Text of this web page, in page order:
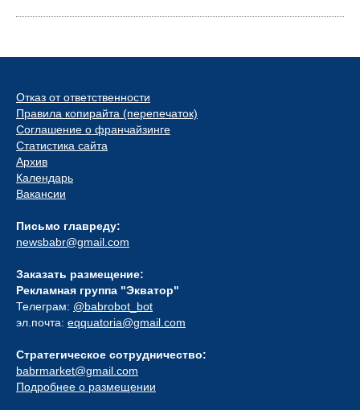
Отказ от ответственности
Правила копирайта (перепечаток)
Соглашение о франчайзинге
Статистика сайта
Архив
Календарь
Вакансии
Письмо главреду:
newsbabr@gmail.com
Заказать размещение:
Рекламная группа "Экватор"
Телеграм: @babrobot_bot
эл.почта: eqquatoria@gmail.com
Стратегическое сотрудничество:
babrmarket@gmail.com
Подробнее о размещении